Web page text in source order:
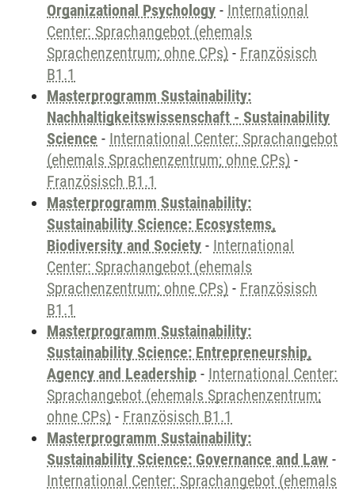
Organizational Psychology - International
Center: Sprachangebot (ehemals
Sprachenzentrum; ohne CPs) - Französisch
B1.1
Masterprogramm Sustainability:
Nachhaltigkeitswissenschaft - Sustainability
Science - International Center: Sprachangebot
(ehemals Sprachenzentrum; ohne CPs) -
Französisch B1.1
Masterprogramm Sustainability:
Sustainability Science: Ecosystems,
Biodiversity and Society - International
Center: Sprachangebot (ehemals
Sprachenzentrum; ohne CPs) - Französisch
B1.1
Masterprogramm Sustainability:
Sustainability Science: Entrepreneurship,
Agency and Leadership - International Center:
Sprachangebot (ehemals Sprachenzentrum;
ohne CPs) - Französisch B1.1
Masterprogramm Sustainability:
Sustainability Science: Governance and Law -
International Center: Sprachangebot (ehemals